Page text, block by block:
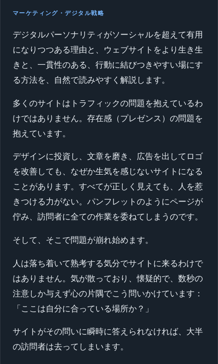
マーケティング・デジタル戦略
デジタルパーソナリティがソーシャルを超えて有用
になりつつある理由と、ウェブサイトをより生き生
きと、一貫性のある、行動に結びつきやすい場にす
る方法を、自然で読みやすく解説します。
多くのサイトはトラフィックの問題を抱えているわ
けではありません。存在感（プレゼンス）の問題を
抱えています。
デザインに投資し、文章を磨き、広告を出してロゴ
を改善しても、なぜか生気を感じないサイトになる
ことがあります。すべてが正しく見えても、人を惹
きつける力がない。パンフレットのようにページが
佇み、訪問者に全ての作業を委ねてしまうのです。
そして、そこで問題が崩れ始めます。
人は落ち着いて熟考する気分でサイトに来るわけで
はありません。気が散っており、懐疑的で、数秒の
注意しか与えず心の片隅でこう問いかけています：
「ここは自分に合っている場所か？」
サイトがその問いに瞬時に答えられなければ、大半
の訪問者は去ってしまいます。